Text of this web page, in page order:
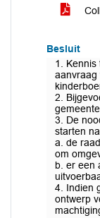
Besluit
1.
aanvraag
2.
3. De
starten
a. de
om
b. er een
4. Indien
ontwerp